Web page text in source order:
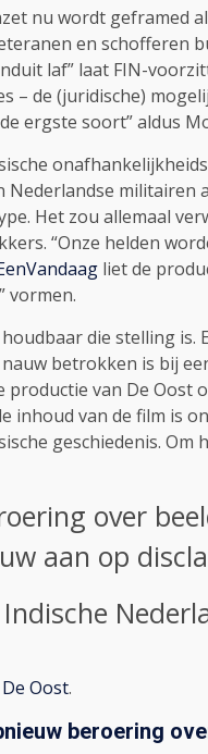
nu wordt geframed
en schofferen
laf” laat FIN-
– de (juridische)
ergste soort” aldus
Nederlandse
Het zou allemaal
“Onze helden
liet de
vormen.
die stelling is.
nauw betrokken is bij
productie van De
inhoud van de film is
geschiedenis.
over
aan op
De Oost.
beroering